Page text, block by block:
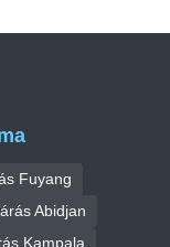
Fuyang
Abidjan
Kampala